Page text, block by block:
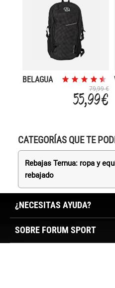
BELAGUA
79,99 €
55,99 €
CATEGORÍAS QUE TE
Rebajas Ternua: ropa y
rebajado
¿NECESITAS AYUDA?
SOBRE FORUM SPORT